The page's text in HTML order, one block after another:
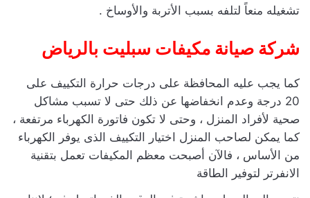
تشغيله منعاً لتلفه بسبب الأتربة والأوساخ .
شركة صيانة مكيفات سبليت بالرياض
كما يجب عليه المحافظة على درجات حرارة التكييف على
20 درجة وعدم انخفاضها عن ذلك حتى لا تسبب مشاكل
صحية لأفراد المنزل ، وحتى لا تكون فاتورة الكهرباء مرتفعة ،
كما يمكن لصاحب المنزل اختيار التكييف الذى يوفر الكهرباء
من الأساس ، فالآن أصبحت معظم المكيفات تعمل بتقنية
الانفرتر لتوفير الطاقة